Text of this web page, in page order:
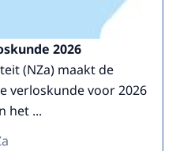
2026
(NZa) maakt de
verloskunde voor 2026
het ...